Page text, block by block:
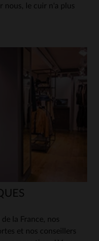
nous, le cuir n'a plus
la France, nos
et nos conseillers